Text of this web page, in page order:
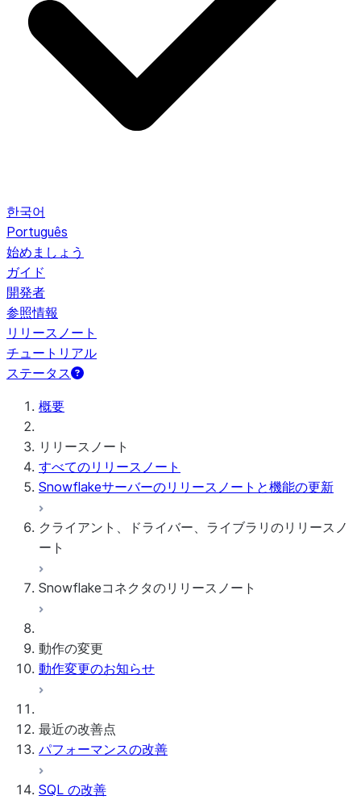
한국어
Português
始めましょう
ガイド
開発者
参照情報
リリースノート
チュートリアル
ステータス
概要
リリースノート
すべてのリリースノート
Snowflakeサーバーのリリースノートと機能の更新
クライアント、ドライバー、ライブラリのリリースノ
ート
毎月のリリースノート
Snowflakeコネクタのリリースノート
ネクタ
Googleアナリティクス集計データ用Snowflake
Snowflake Connector for MySQL
Snowflake Connector for PostgreSQL
Connectors用Native SDK
動作の変更
動作変更のお知らせ
最近の改善点
パフォーマンスの改善
SQL の改善